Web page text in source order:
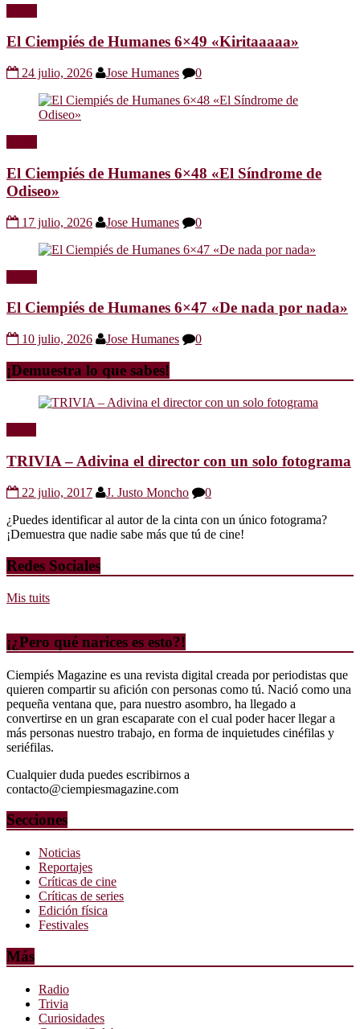
El Ciempiés de Humanes 6×49 «Kiritaaaaa»
24 julio, 2026 Jose Humanes 0
El Ciempiés de Humanes 6×48 «El Síndrome de
Odiseo»
17 julio, 2026 Jose Humanes 0
El Ciempiés de Humanes 6×47 «De nada por nada»
10 julio, 2026 Jose Humanes 0
¡Demuestra lo que sabes!
TRIVIA – Adivina el director con un solo fotograma
22 julio, 2017 J. Justo Moncho
0
¿Puedes identificar al autor de la cinta con un único fotograma?
¡Demuestra que nadie sabe más que tú de cine!
Redes Sociales
Mis tuits
¡¿Pero qué narices es esto?!
Ciempiés Magazine es una revista digital creada por periodistas que
quieren compartir su afición con personas como tú. Nació como una
pequeña ventana que, para nuestro asombro, ha llegado a
convertirse en un gran escaparate con el cual poder hacer llegar a
más personas nuestro trabajo, en forma de inquietudes cinéfilas y
seriéfilas.
Cualquier duda puedes escribirnos a
contacto@ciempiesmagazine.com
Secciones
Noticias
Reportajes
Críticas de cine
Críticas de series
Edición física
Festivales
Más
Radio
Trivia
Curiosidades